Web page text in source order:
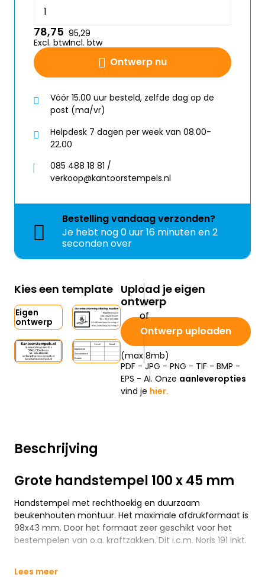
Beschrijving
Grote handstempel 100 x 45 mm
Handstempel met rechthoekig en duurzaam
beukenhouten montuur. Het maximale afdrukformaat is
98x43 mm. Door het formaat zeer geschikt voor het
bestempelen van o.a. kraftzakken. Dit i.c.m. Noris 191 inkt.
Lees meer
Ontwerp nu
78,75
Excl. btw
95,29
Incl. btw
Vóór 15.00 uur besteld, zelfde dag op de
post (ma/vr)
Helpdesk 7 dagen per week van 08.00-
22.00
085 488 18 81 /
verkoop@kantoorstempels.nl
Bestellingvandaagverzonden?
Je hebt nog0 uur 16 minuten en 2
seconden over
Kies een template
Eigen
ontwerp
Upload je eigen
ontwerp
Ontwerp uploaden
(max 8mb)
PDF - JPG - PNG - TIF - BMP -
EPS - AI. Onze aanleveropties
vind je hier.